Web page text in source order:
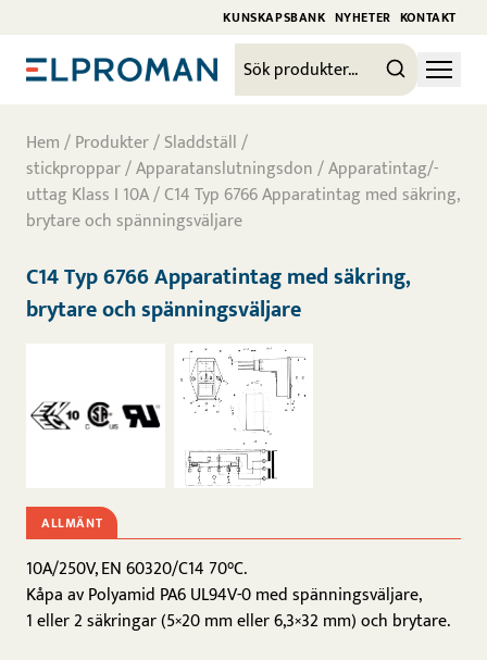
KUNSKAPSBANK NYHETER KONTAKT
Hem/Produkter/Sladdställ /
stickproppar/Apparatanslutningsdon/Apparatintag/-
uttag Klass I 10A/ C14 Typ 6766 Apparatintag med säkring,
brytare och spänningsväljare
C14 Typ 6766 Apparatintag med säkring,
brytare och spänningsväljare
ALLMÄNT
10A/250V, EN 60320/C14 70°C.
Kåpa av Polyamid PA6 UL94V-0 med spänningsväljare,
1 eller 2 säkringar (5×20 mm eller 6,3×32 mm) och brytare.